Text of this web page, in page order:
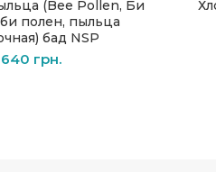
КОРЗИНУ(Bee Pollen, Би
полен, пыльца
бад NSP
640 грн.